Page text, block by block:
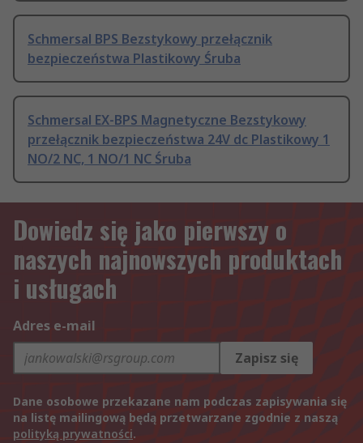
Schmersal BPS Bezstykowy przełącznik
bezpieczeństwa Plastikowy Śruba
Schmersal EX-BPS Magnetyczne Bezstykowy
przełącznik bezpieczeństwa 24V dc Plastikowy 1
NO/2 NC, 1 NO/1 NC Śruba
Dowiedz się jako pierwszy o
naszych najnowszych produktach
i usługach
Adres e-mail
Zapisz się
Dane osobowe przekazane nam podczas zapisywania się
na listę mailingową będą przetwarzane zgodnie z naszą
polityką prywatności.